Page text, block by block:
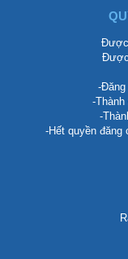
Được
-Đăng
-
-
-Hết quyền đăng